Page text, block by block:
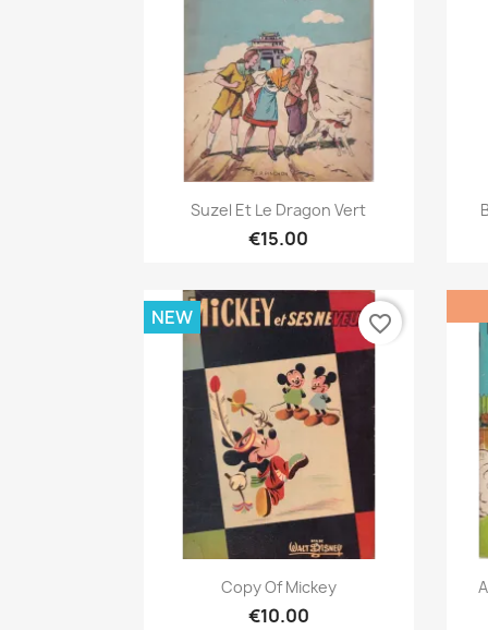
Quick view
Suzel Et Le Dragon Vert
€15.00
Quick view
Copy Of Mickey
€10.00
NEW favorite_border